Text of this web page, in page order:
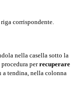
corrispondente.
nella casella sotto la
procedura perrecuperare
a tendina, nella colonna